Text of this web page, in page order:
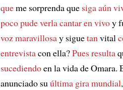
queme sorprenda que siga aún
poco pude verla cantaren vivoy
voz maravillosay siguetanvital
entrevistacon ella?Pues resulta
sucediendoen la vida de Omara.
anunciado suúltima gira mundial